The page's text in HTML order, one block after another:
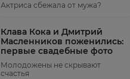
Актриса сбежала от мужа?
Клава Кока и Дмитрий
Масленников поженились:
первые свадебные фото
Молодожены не скрывают
счастья